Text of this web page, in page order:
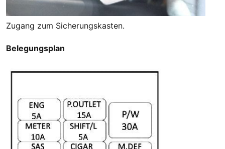
Zugang zum Sicherungskasten.
Belegungsplan